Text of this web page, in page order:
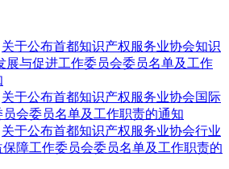
关于公布首都知识产权服务业协会知识
展与促进工作委员会委员名单及工作
关于公布首都知识产权服务业协会国际
会委员名单及工作职责的通知
关于公布首都知识产权服务业协会行业
保障工作委员会委员名单及工作职责的